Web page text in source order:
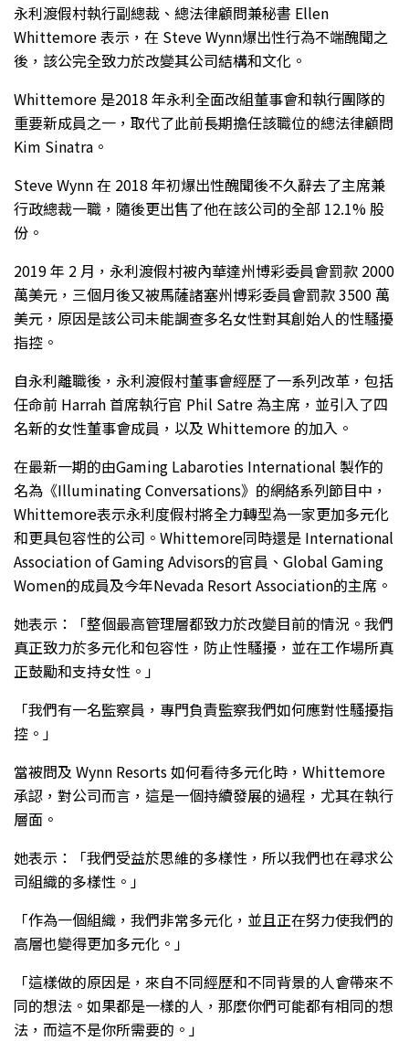
永利渡假村執行副總裁、總法律顧問兼秘書 Ellen
Whittemore 表示，在 Steve Wynn爆出性行為不端醜聞之
後，該公完全致力於改變其公司結構和文化。
Whittemore 是2018 年永利全面改組董事會和執行團隊的
重要新成員之一，取代了此前長期擔任該職位的總法律顧問
Kim Sinatra。
Steve Wynn 在 2018 年初爆出性醜聞後不久辭去了主席兼
行政總裁一職，隨後更出售了他在該公司的全部 12.1% 股
份。
2019 年 2 月，永利渡假村被內華達州博彩委員會罰款 2000
萬美元，三個月後又被馬薩諸塞州博彩委員會罰款 3500 萬
美元，原因是該公司未能調查多名女性對其創始人的性騷擾
指控。
自永利離職後，永利渡假村董事會經歷了一系列改革，包括
任命前 Harrah 首席執行官 Phil Satre 為主席，並引入了四
名新的女性董事會成員，以及 Whittemore 的加入。
在最新一期的由Gaming Labaroties International 製作的
名為《Illuminating Conversations》的網絡系列節目中，
Whittemore表示永利度假村將全力轉型為一家更加多元化
和更具包容性的公司。Whittemore同時還是 International
Association of Gaming Advisors的官員、Global Gaming
Women的成員及今年Nevada Resort Association的主席。
她表示：「整個最高管理層都致力於改變目前的情況。我們
真正致力於多元化和包容性，防止性騷擾，並在工作場所真
正鼓勵和支持女性。」
「我們有一名監察員，專門負責監察我們如何應對性騷擾指
控。」
當被問及 Wynn Resorts 如何看待多元化時，Whittemore
承認，對公司而言，這是一個持續發展的過程，尤其在執行
層面。
她表示：「我們受益於思維的多樣性，所以我們也在尋求公
司組織的多樣性。」
「作為一個組織，我們非常多元化，並且正在努力使我們的
高層也變得更加多元化。」
「這樣做的原因是，來自不同經歷和不同背景的人會帶來不
同的想法。如果都是一樣的人，那麼你們可能都有相同的想
法，而這不是你所需要的。」